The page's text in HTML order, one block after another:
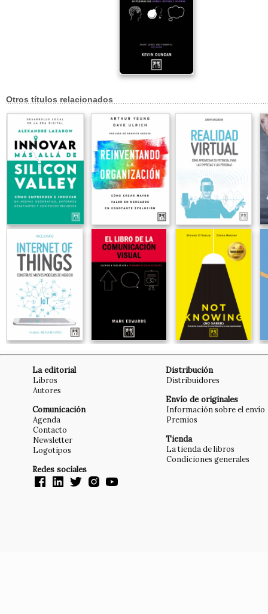
Otros títulos relacionados
La editorial
Libros
Autores
Comunicación
Agenda
Contacto
Newsletter
Logotipos
Redes sociales
Distribución
Distribuidores
Envío de originales
Información sobre el envío
Premios
Tienda
La tienda de libros
Condiciones generales